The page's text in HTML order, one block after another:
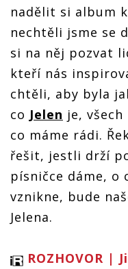
nadělit si album
nechtěli jsme se
si na něj pozvat
kteří nás
chtěli, aby byla
co Jelen je,
co máme rádi.
řešit, jestli drží
písničce dáme, o
vznikne, bude
Jelena.
ROZHOVOR |